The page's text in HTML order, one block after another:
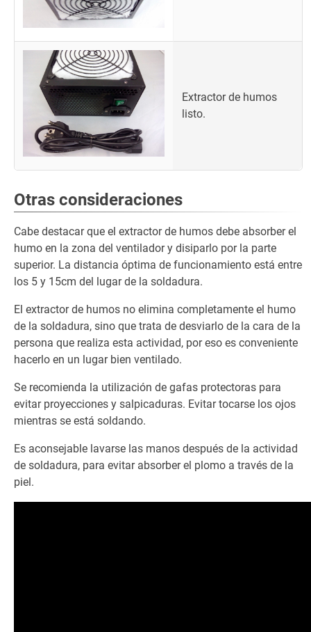
Extractor de humos
listo.
Otras consideraciones
Cabe destacar que el extractor de humos debe absorber el
humo en la zona del ventilador y disiparlo por la parte
superior. La distancia óptima de funcionamiento está entre
los 5 y 15cm del lugar de la soldadura.
El extractor de humos no elimina completamente el humo
de la soldadura, sino que trata de desviarlo de la cara de la
persona que realiza esta actividad, por eso es conveniente
hacerlo en un lugar bien ventilado.
Se recomienda la utilización de gafas protectoras para
evitar proyecciones y salpicaduras. Evitar tocarse los ojos
mientras se está soldando.
Es aconsejable lavarse las manos después de la actividad
de soldadura, para evitar absorber el plomo a través de la
piel.